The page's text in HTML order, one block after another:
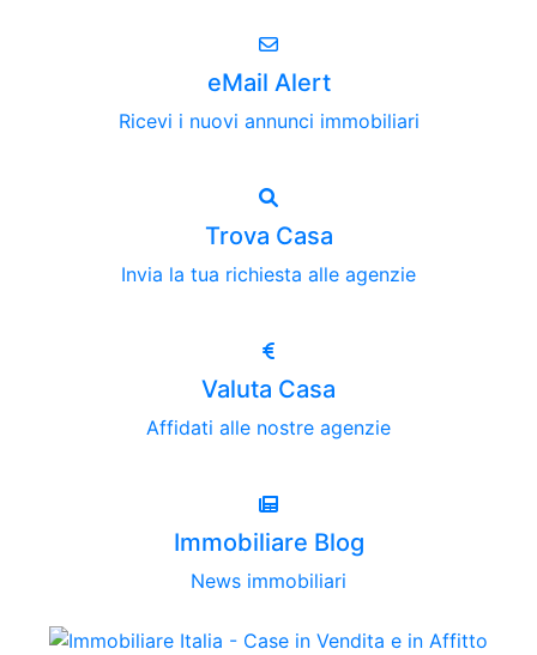
eMail Alert
Ricevi i nuovi annunci immobiliari
Trova Casa
Invia la tua richiesta alle agenzie
Valuta Casa
Affidati alle nostre agenzie
Immobiliare Blog
News immobiliari